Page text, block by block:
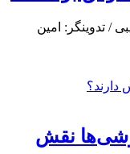
/ تدوینگر: امین
نقش